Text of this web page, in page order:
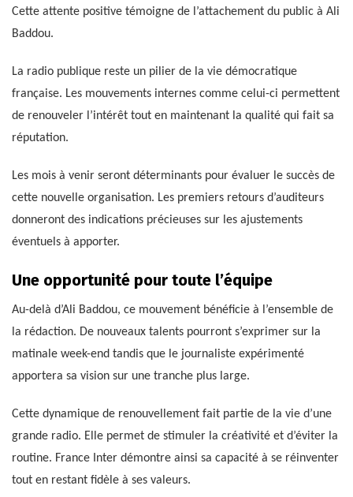
Cette attente positive témoigne de l’attachement du public à Ali
Baddou.
La radio publique reste un pilier de la vie démocratique
française. Les mouvements internes comme celui-ci permettent
de renouveler l’intérêt tout en maintenant la qualité qui fait sa
réputation.
Les mois à venir seront déterminants pour évaluer le succès de
cette nouvelle organisation. Les premiers retours d’auditeurs
donneront des indications précieuses sur les ajustements
éventuels à apporter.
Une opportunité pour toute l’équipe
Au-delà d’Ali Baddou, ce mouvement bénéficie à l’ensemble de
la rédaction. De nouveaux talents pourront s’exprimer sur la
matinale week-end tandis que le journaliste expérimenté
apportera sa vision sur une tranche plus large.
Cette dynamique de renouvellement fait partie de la vie d’une
grande radio. Elle permet de stimuler la créativité et d’éviter la
routine. France Inter démontre ainsi sa capacité à se réinventer
tout en restant fidèle à ses valeurs.